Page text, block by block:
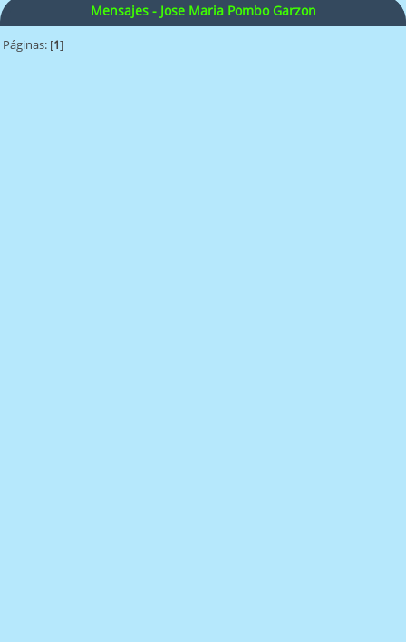
Mensajes - Jose Maria Pombo Garzon
Páginas: [1]